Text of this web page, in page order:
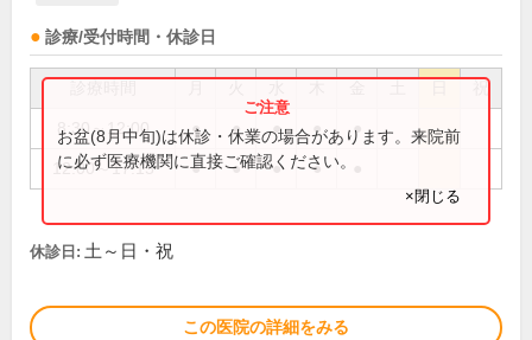
診療/受付時間・休診日
祝
8:30～12:00 ● ● ● ● ●
12:00～17:15 ● ● ● ●
お盆(8月中旬)は休診・休業の場合があります。来院前
に必ず医療機関に直接ご確認ください。
×閉じる
休診日: 土～日・祝
この医院の詳細をみる